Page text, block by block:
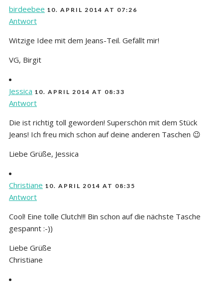
birdeebee 10. APRIL 2014 AT 07:26
Antwort
Witzige Idee mit dem Jeans-Teil. Gefällt mir!
VG, Birgit
Jessica 10. APRIL 2014 AT 08:33
Antwort
Die ist richtig toll geworden! Superschön mit dem Stück
Jeans! Ich freu mich schon auf deine anderen Taschen 😉
Liebe Grüße, Jessica
Christiane 10. APRIL 2014 AT 08:35
Antwort
Cool! Eine tolle Clutch!!! Bin schon auf die nächste Tasche
gespannt :-))
Liebe Grüße
Christiane